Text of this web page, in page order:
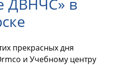
ДВНЧС» в
прекрасных дня
и Учебному центру